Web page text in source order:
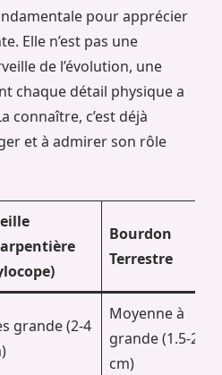
pour apprécier
Elle n’est pas une
de l’évolution, une
chaque détail physique a
connaître, c’est déjà
et à admirer son rôle
Bourdon
Terrestre
grande (2-4
Moyenne à
grande (1.5-2.5
cm)